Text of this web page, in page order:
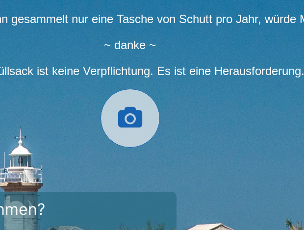
gesammelt nur eine Tasche von Schutt pro Jahr, würde
~ danke ~
ist keine Verpflichtung. Es ist eine Herausforderung.